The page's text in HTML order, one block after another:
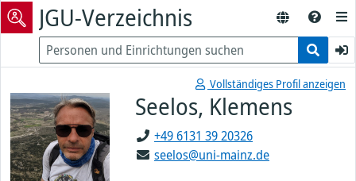
JGU-Verzeichnis
Vollständiges Profil anzeigen
Seelos, Klemens
+49 6131 39 20326
seelos@uni-mainz.de